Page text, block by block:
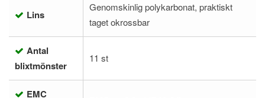
Lins
Genomskinlig polykarbonat, praktiskt
taget okrossbar
Antal
blixtmönster
11 st
EMC